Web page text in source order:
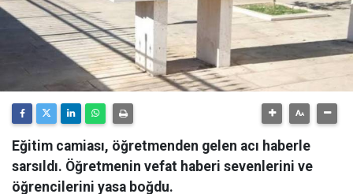
Eğitim camiası, öğretmenden gelen acı haberle
sarsıldı. Öğretmenin vefat haberi sevenlerini ve
öğrencilerini yasa boğdu.